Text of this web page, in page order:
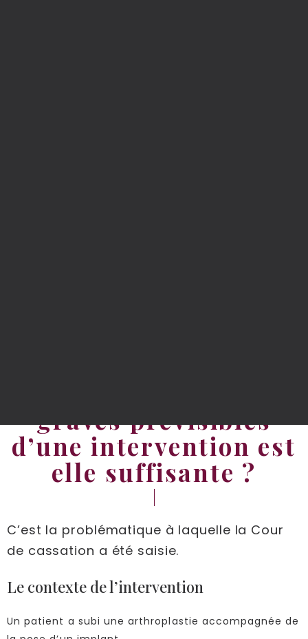
graves prévisibles
d’une intervention est
elle suffisante ?
C’est la problématique à laquelle la Cour
de cassation a été saisie.
Le contexte de l’intervention
Un patient a subi une arthroplastie accompagnée de